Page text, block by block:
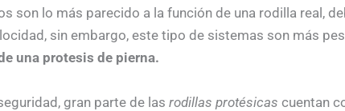
son lo más parecido a la función de una rodilla real,
sin embargo, este tipo de sistemas son más
una protesis de pierna.
gran parte de las rodillas protésicas cuentan